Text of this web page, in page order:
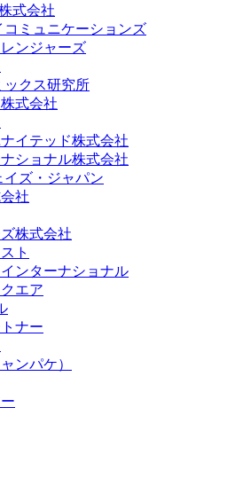
式会社
ミュニケーションズ
ンジャーズ
ックス研究所
式会社
イテッド株式会社
ショナル株式会社
ズ・ジャパン
社
株式会社
ト
ンターナショナル
エア
ナー
ンパケ）